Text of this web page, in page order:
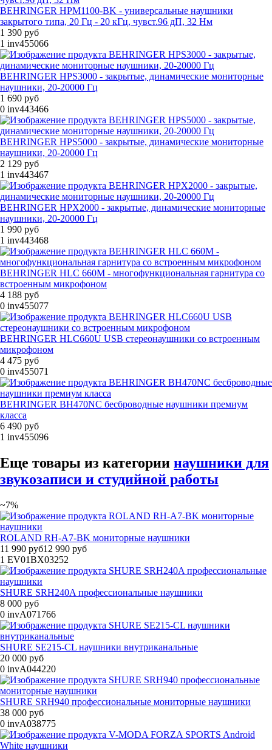
BEHRINGER HPM1100-BK - универсальные наушники
закрытого типа, 20 Гц - 20 кГц, чувст.96 дП, 32 Нм
1 390 руб
1 inv455066
BEHRINGER HPS3000 - закрытые, динамические мониторные
наушники, 20-20000 Гц
1 690 руб
0 inv443466
BEHRINGER HPS5000 - закрытые, динамические мониторные
наушники, 20-20000 Гц
2 129 руб
1 inv443467
BEHRINGER HPX2000 - закрытые, динамические мониторные
наушники, 20-20000 Гц
1 990 руб
1 inv443468
BEHRINGER HLC 660M - многофункциональная гарнитура со
встроенным микрофоном
4 188 руб
0 inv455077
BEHRINGER HLC660U USB стереонаушники со встроенным
микрофоном
4 475 руб
0 inv455071
BEHRINGER BH470NC бесброводные наушники премиум
класса
6 490 руб
1 inv455096
Еще товары из категории наушники для
звукозаписи и студийной работы
~7%
ROLAND RH-A7-BK мониторные наушники
11 990 руб12 990 руб
1 EV01BX03252
SHURE SRH240A профессиональные наушники
8 000 руб
0 invA071766
SHURE SE215-CL наушники внутриканальные
20 000 руб
0 invA044220
SHURE SRH940 профессиональные мониторные наушники
38 000 руб
0 invA038775